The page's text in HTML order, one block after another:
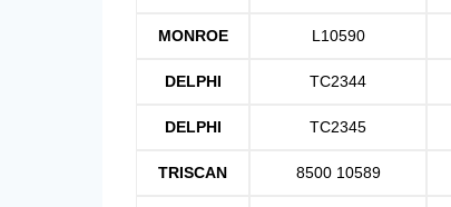
MONROE L10590
DELPHI TC2344
DELPHI TC2345
TRISCAN 8500 10589